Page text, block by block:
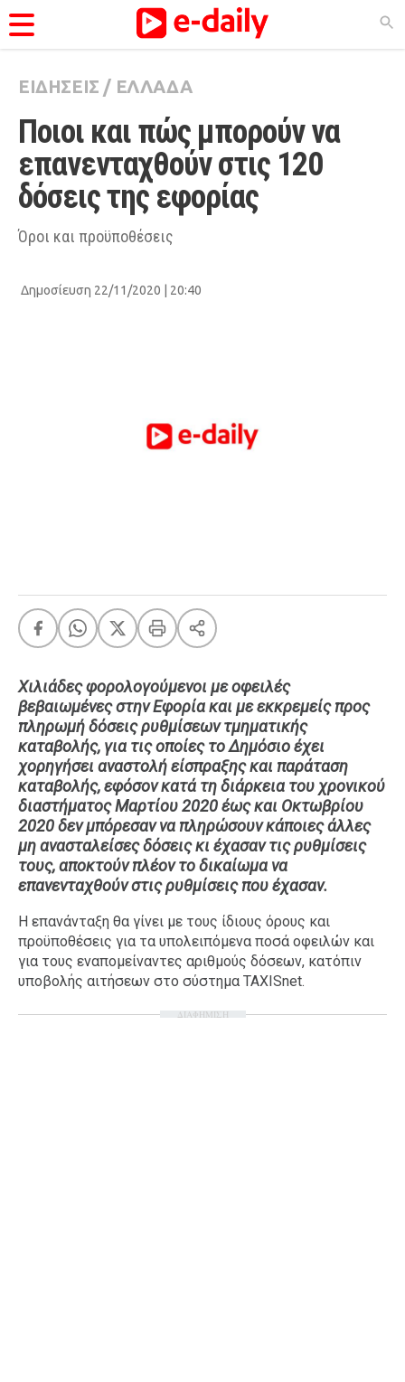
ΚΑΤΗΓΟΡΊΕΣ
Ειδήσεις
Θέματα
Videos
Podcasts
Life
A-List LGBTQI+
LIFE
Food
Body+Mind
Ταξίδια
Style
Σπίτι
Family
Σχέσεις
AGENDA
Agenda
Επιλογές
ΕΙΔΗΣΕΙΣ / ΕΛΛΑΔΑ
Ποιοι και πώς μπορούν να
επανενταχθούν στις 120
δόσεις της εφορίας
Όροι και προϋποθέσεις
Δημοσίευση 22/11/2020 | 20:40
Χιλιάδες φορολογούμενοι με οφειλές
βεβαιωμένες στην Εφορία και με εκκρεμείς προς
πληρωμή δόσεις ρυθμίσεων τμηματικής
καταβολής, για τις οποίες το Δημόσιο έχει
χορηγήσει αναστολή είσπραξης και παράταση
καταβολής, εφόσον κατά τη διάρκεια του χρονικού
διαστήματος Μαρτίου 2020 έως και Οκτωβρίου
2020 δεν μπόρεσαν να πληρώσουν κάποιες άλλες
μη ανασταλείσες δόσεις κι έχασαν τις ρυθμίσεις
τους, αποκτούν πλέον το δικαίωμα να
επανενταχθούν στις ρυθμίσεις που έχασαν.
Η επανάνταξη θα γίνει με τους ίδιους όρους και
προϋποθέσεις για τα υπολειπόμενα ποσά οφειλών και
για τους εναπομείναντες αριθμούς δόσεων, κατόπιν
υποβολής αιτήσεων στο σύστημα ΤΑΧΙSnet.
ΔΙΑΦΗΜΙΣΗ